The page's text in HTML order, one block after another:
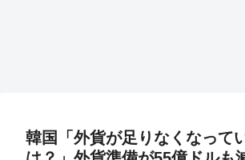
韓国「外貨が足りなくなって